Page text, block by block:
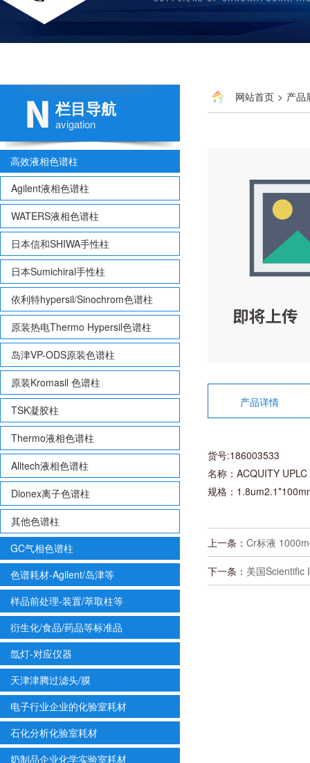
栏目导航
avigation
高效液相色谱柱
Agilent液相色谱柱
WATERS液相色谱柱
日本信和SHIWA手性柱
日本Sumichiral手性柱
依利特hypersil/Sinochrom色谱柱
原装热电Thermo Hypersil色谱柱
岛津VP-ODS原装色谱柱
原装Kromasil 色谱柱
TSK凝胶柱
Thermo液相色谱柱
Alltech液相色谱柱
Dionex离子色谱柱
其他色谱柱
GC气相色谱柱
色谱耗材-Agilent/岛津等
样品前处理-装置/萃取柱等
衍生化/食品/药品等标准品
氙灯-对应仪器
天津津腾过滤头/膜
电子行业企业的化验室耗材
石化分析化验室耗材
奶制品企业化学实验室耗材
网站首页 > 产品
产品详情
货号:186003533
名称：ACQUITY
规格：
上一条： Cr标液
下一条： 美国Scientific